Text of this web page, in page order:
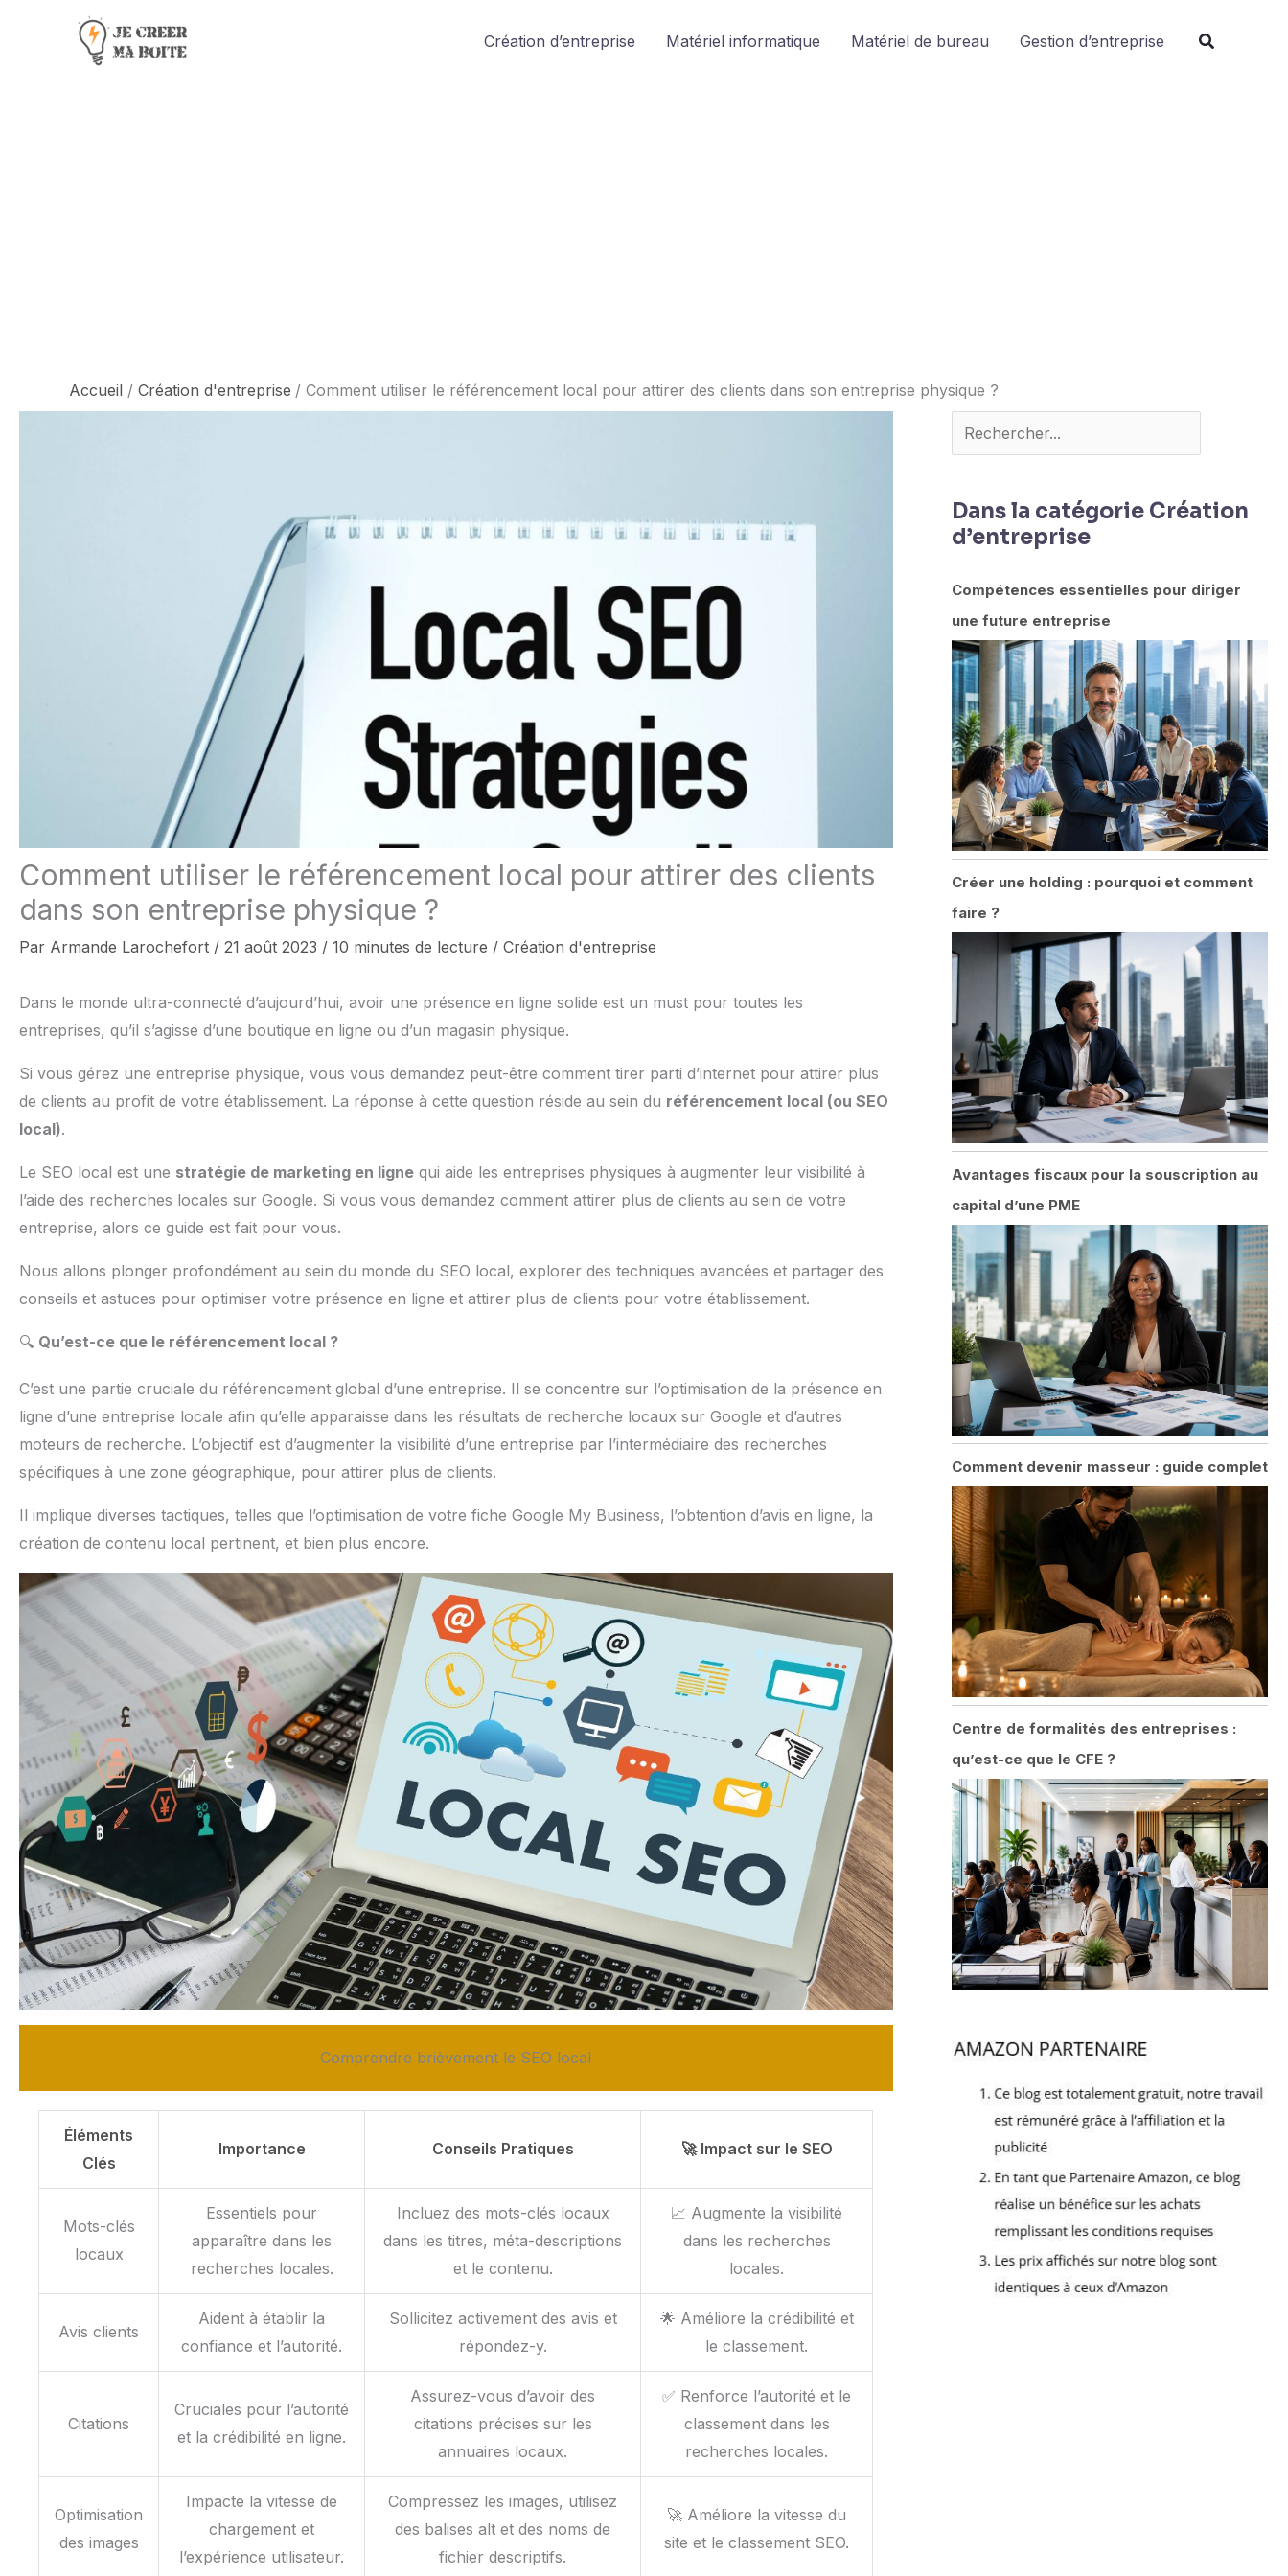
Création d’entreprise Matériel informatique Matériel de bureau Gestion d’entreprise
Accueil Création d'entreprise Comment utiliser le référencement local pour attirer des clients dans son entreprise physique ?
Comment utiliser le référencement local pour attirer des clients
dans son entreprise physique ?
Par Armande Larochefort / 21 août 2023 / 10 minutes de lecture / Création d'entreprise
Dans le monde ultra-connecté d’aujourd’hui, avoir une présence en ligne solide est un must pour toutes les
entreprises, qu’il s’agisse d’une boutique en ligne ou d’un magasin physique.
Si vous gérez une entreprise physique, vous vous demandez peut-être comment tirer parti d’internet pour attirer plus
de clients au profit de votre établissement. La réponse à cette question réside au sein du référencement local (ou SEO
local).
Le SEO local est une stratégie de marketing en ligne qui aide les entreprises physiques à augmenter leur visibilité à
l’aide des recherches locales sur Google. Si vous vous demandez comment attirer plus de clients au sein de votre
entreprise, alors ce guide est fait pour vous.
Nous allons plonger profondément au sein du monde du SEO local, explorer des techniques avancées et partager des
conseils et astuces pour optimiser votre présence en ligne et attirer plus de clients pour votre établissement.
🔍 Qu’est-ce que le référencement local ?
C’est une partie cruciale du référencement global d’une entreprise. Il se concentre sur l’optimisation de la présence en
ligne d’une entreprise locale afin qu’elle apparaisse dans les résultats de recherche locaux sur Google et d’autres
moteurs de recherche. L’objectif est d’augmenter la visibilité d’une entreprise par l’intermédiaire des recherches
spécifiques à une zone géographique, pour attirer plus de clients.
Il implique diverses tactiques, telles que l’optimisation de votre fiche Google My Business, l’obtention d’avis en ligne, la
création de contenu local pertinent, et bien plus encore.
Comprendre brièvement le SEO local
Éléments
Clés
Importance Conseils Pratiques 🚀 Impact sur le SEO
Mots-clés
locaux
Essentiels pour
apparaître dans les
recherches locales.
Incluez des mots-clés locaux
dans les titres, méta-descriptions
et le contenu.
📈 Augmente la visibilité
dans les recherches
locales.
Avis clients
Aident à établir la
confiance et l’autorité.
Sollicitez activement des avis et
répondez-y.
🌟 Améliore la crédibilité et
le classement.
Citations
Cruciales pour l’autorité
et la crédibilité en ligne.
Assurez-vous d’avoir des
citations précises sur les
annuaires locaux.
✅ Renforce l’autorité et le
classement dans les
recherches locales.
Optimisation
des images
Impacte la vitesse de
chargement et
l’expérience utilisateur.
Compressez les images, utilisez
des balises alt et des noms de
fichier descriptifs.
🚀 Améliore la vitesse du
site et le classement SEO.
e
Dans la catégorie Création
d’entreprise
Compétences essentielles pour diriger
une future entreprise
Créer une holding : pourquoi et comment
faire ?
Avantages fiscaux pour la souscription au
capital d’une PME
Comment devenir masseur : guide complet
Centre de formalités des entreprises :
qu’est-ce que le CFE ?